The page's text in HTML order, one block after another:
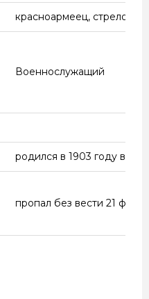
красноармеец, стрелок
Военнослужащий
родился в 1903 году в
пропал без вести 21